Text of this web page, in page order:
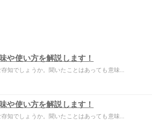
や使い方を解説します！
存知でしょうか。聞いたことはあっても意味...
や使い方を解説します！
存知でしょうか。聞いたことはあっても意味...